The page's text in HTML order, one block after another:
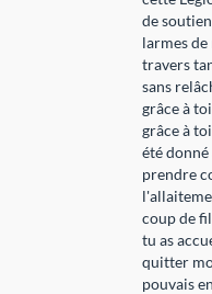
de
larmes
travers
sans
grâce à
grâce à
été
prendre
coup de
tu as
quitter
pouvais